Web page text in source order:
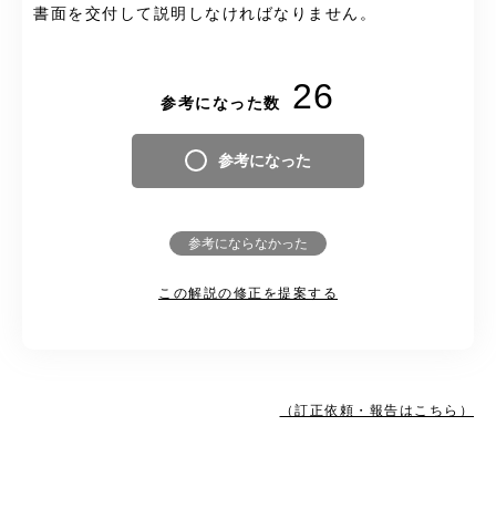
書面を交付して説明しなければなりません。
参考になった数 26
参考になった
参考にならなかった
この解説の修正を提案する
（訂正依頼・報告はこちら）